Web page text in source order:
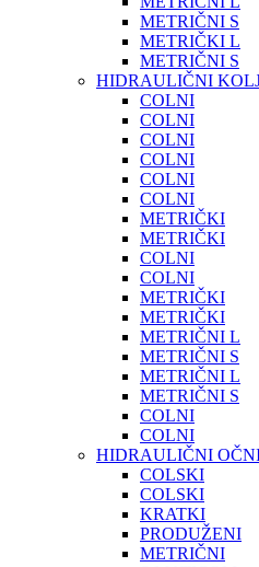
METRIČNI S
METRIČKI L
METRIČNI S
HIDRAULIČNI
COLNI
COLNI
COLNI
COLNI
COLNI
COLNI
METRIČKI
METRIČKI
COLNI
COLNI
METRIČKI
METRIČKI
METRIČNI L
METRIČNI S
METRIČNI L
METRIČNI S
COLNI
COLNI
HIDRAULIČNI
COLSKI
COLSKI
KRATKI
PRODUŽENI
METRIČNI